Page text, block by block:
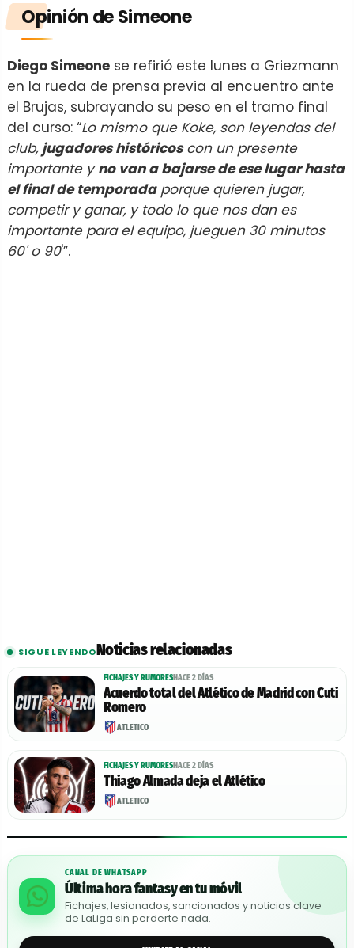
Opinión de Simeone
Diego Simeone se refirió este lunes a Griezmann
en la rueda de prensa previa al encuentro ante
el Brujas, subrayando su peso en el tramo final
del curso: “Lo mismo que Koke, son leyendas del
club, jugadores históricoscon un presente
importante yno van a bajarse de ese lugar hasta
el final de temporadaporque quieren jugar,
competir y ganar, y todo lo que nos dan es
importante para el equipo, jueguen 30 minutos
60' o 90'”.
SIGUE LEYENDONoticias relacionadas
FICHAJES Y RUMORESHACE 2 DÍAS
Acuerdo total del Atlético de Madrid con Cuti
Romero
ATLÉTICO
FICHAJES Y RUMORESHACE 2 DÍAS
Thiago Almada deja el Atlético
ATLÉTICO
CANAL DE WHATSAPP
Última hora fantasy en tu móvil
Fichajes, lesionados, sancionados y noticias clave
de LaLiga sin perderte nada.